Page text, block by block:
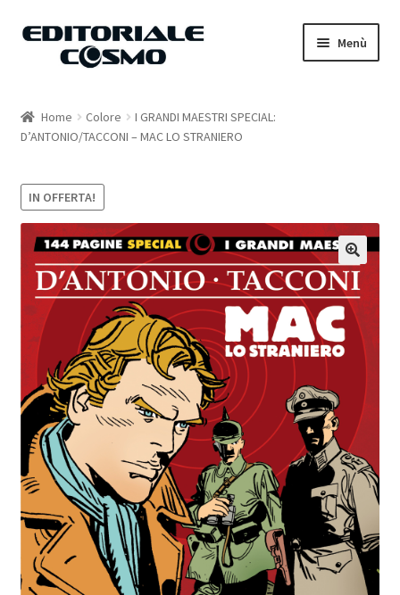
Vai
Vai
Menù
Catalogo
Carrello
Il mio account
Home Colore
I GRANDI MAESTRI SPECIAL:
D’ANTONIO/TACCONI – MAC LO STRANIERO
IN OFFERTA!